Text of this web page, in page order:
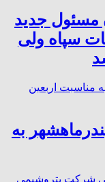
مسئول جدید
سپاه ولی
به